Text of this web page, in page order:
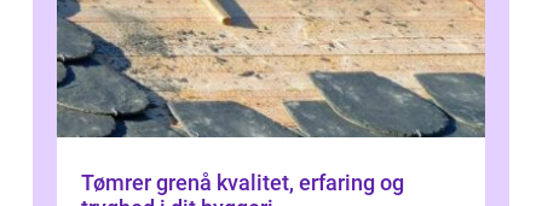
Tømrer grenå kvalitet, erfaring og